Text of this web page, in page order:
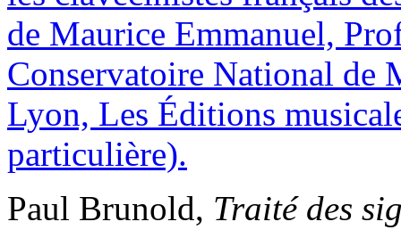
Paul Brunold, Traité des